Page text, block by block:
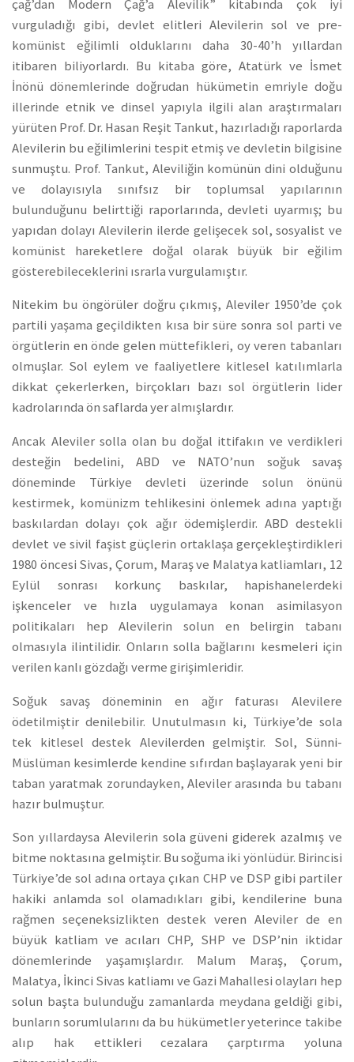
çağ’dan Modern Çağ’a Alevilik” kitabında çok iyi
vurguladığı gibi, devlet elitleri Alevilerin sol ve pre-
komünist eğilimli olduklarını daha 30-40’h yıllardan
itibaren biliyorlardı. Bu kitaba göre, Atatürk ve İsmet
İnönü dönemlerinde doğrudan hükümetin emriyle doğu
illerinde etnik ve dinsel yapıyla ilgili alan araştırmaları
yürüten Prof. Dr. Hasan Reşit Tankut, hazırladığı raporlarda
Alevilerin bu eğilimlerini tespit etmiş ve devletin bilgisine
sunmuştu. Prof. Tankut, Aleviliğin komünün dini olduğunu
ve dolayısıyla sınıfsız bir toplumsal yapılarının
bulunduğunu belirttiği raporlarında, devleti uyarmış; bu
yapıdan dolayı Alevilerin ilerde gelişecek sol, sosyalist ve
komünist hareketlere doğal olarak büyük bir eğilim
gösterebileceklerini ısrarla vurgulamıştır.
Nitekim bu öngörüler doğru çıkmış, Aleviler 1950’de çok
partili yaşama geçildikten kısa bir süre sonra sol parti ve
örgütlerin en önde gelen müttefikleri, oy veren tabanları
olmuşlar. Sol eylem ve faaliyetlere kitlesel katılımlarla
dikkat çekerlerken, birçokları bazı sol örgütlerin lider
kadrolarında ön saflarda yer almışlardır.
Ancak Aleviler solla olan bu doğal ittifakın ve verdikleri
desteğin bedelini, ABD ve NATO’nun soğuk savaş
döneminde Türkiye devleti üzerinde solun önünü
kestirmek, komünizm tehlikesini önlemek adına yaptığı
baskılardan dolayı çok ağır ödemişlerdir. ABD destekli
devlet ve sivil faşist güçlerin ortaklaşa gerçekleştirdikleri
1980 öncesi Sivas, Çorum, Maraş ve Malatya katliamları, 12
Eylül sonrası korkunç baskılar, hapishanelerdeki
işkenceler ve hızla uygulamaya konan asimilasyon
politikaları hep Alevilerin solun en belirgin tabanı
olmasıyla ilintilidir. Onların solla bağlarını kesmeleri için
verilen kanlı gözdağı verme girişimleridir.
Soğuk savaş döneminin en ağır faturası Alevilere
ödetilmiştir denilebilir. Unutulmasın ki, Türkiye’de sola
tek kitlesel destek Alevilerden gelmiştir. Sol, Sünni-
Müslüman kesimlerde kendine sıfırdan başlayarak yeni bir
taban yaratmak zorundayken, Aleviler arasında bu tabanı
hazır bulmuştur.
Son yıllardaysa Alevilerin sola güveni giderek azalmış ve
bitme noktasına gelmiştir. Bu soğuma iki yönlüdür. Birincisi
Türkiye’de sol adına ortaya çıkan CHP ve DSP gibi partiler
hakiki anlamda sol olamadıkları gibi, kendilerine buna
rağmen seçeneksizlikten destek veren Aleviler de en
büyük katliam ve acıları CHP, SHP ve DSP’nin iktidar
dönemlerinde yaşamışlardır. Malum Maraş, Çorum,
Malatya, İkinci Sivas katliamı ve Gazi Mahallesi olayları hep
solun başta bulunduğu zamanlarda meydana geldiği gibi,
bunların sorumlularını da bu hükümetler yeterince takibe
alıp hak ettikleri cezalara çarptırma yoluna